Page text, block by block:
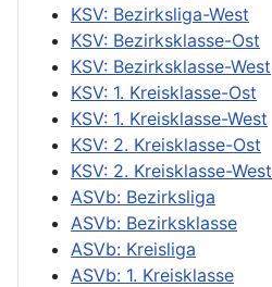
KSV: Bezirksliga-West
KSV: Bezirksklasse-Ost
KSV: Bezirksklasse-West
KSV: 1. Kreisklasse-Ost
KSV: 1. Kreisklasse-West
KSV: 2. Kreisklasse-Ost
KSV: 2. Kreisklasse-West
ASVb: Bezirksliga
ASVb: Bezirksklasse
ASVb: Kreisliga
ASVb: 1. Kreisklasse